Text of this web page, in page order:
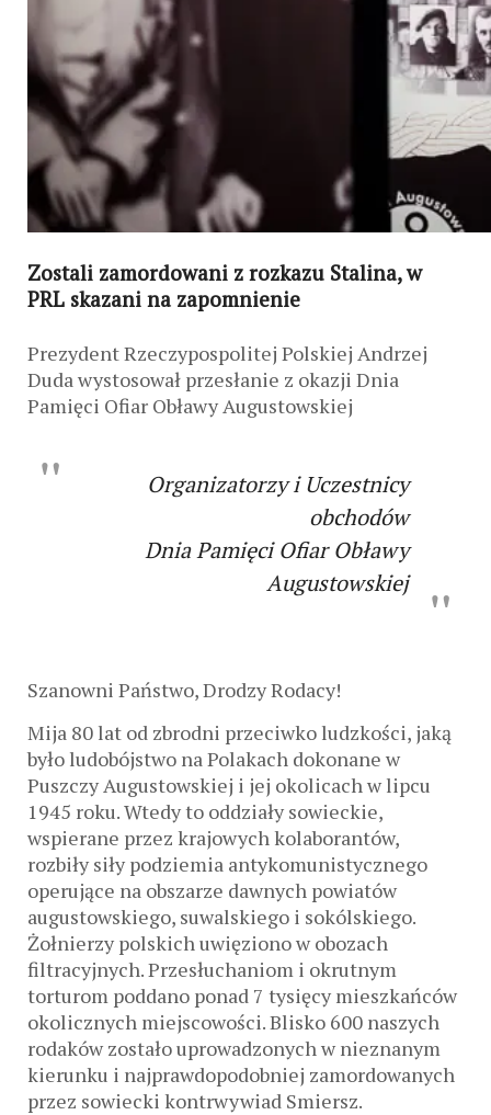
Zostali zamordowani z rozkazu Stalina, w
PRL skazani na zapomnienie
Prezydent Rzeczypospolitej Polskiej Andrzej
Duda wystosował przesłanie z okazji Dnia
Pamięci Ofiar Obławy Augustowskiej
Organizatorzy i Uczestnicy
obchodów
Dnia Pamięci Ofiar Obławy
Augustowskiej
Szanowni Państwo, Drodzy Rodacy!
Mija 80 lat od zbrodni przeciwko ludzkości, jaką
było ludobójstwo na Polakach dokonane w
Puszczy Augustowskiej i jej okolicach w lipcu
1945 roku. Wtedy to oddziały sowieckie,
wspierane przez krajowych kolaborantów,
rozbiły siły podziemia antykomunistycznego
operujące na obszarze dawnych powiatów
augustowskiego, suwalskiego i sokólskiego.
Żołnierzy polskich uwięziono w obozach
filtracyjnych. Przesłuchaniom i okrutnym
torturom poddano ponad 7 tysięcy mieszkańców
okolicznych miejscowości. Blisko 600 naszych
rodaków zostało uprowadzonych w nieznanym
kierunku i najprawdopodobniej zamordowanych
przez sowiecki kontrwywiad Smiersz.